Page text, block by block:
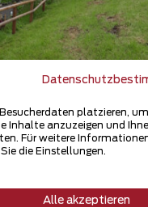
platzieren,
Inhalte anzuzeigen und
Für weitere
die Einstellungen.
Alle akzeptieren